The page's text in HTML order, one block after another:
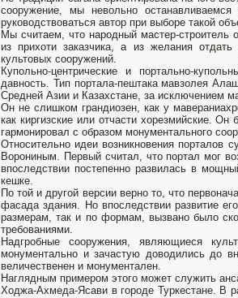
сооружение, мы невольно
руководствоваться автор при выборе такой
Мы считаем, что народный мастер-строитель
из прихоти заказчика, а из желания
культовых сооружений.
Купольно-центрические и портально-
давность. Тип портала-пештака мавзолея
Средней Азии и Казахстане, за исключением
Он не слишком грандиозен, как у
как киргизские или отчасти хорезмийские.
гармонировал с образом монументального
Относительно идеи возникновения
Ворониным. Первый считал, что портал мог
впоследствии постепенно развилась в
кешке.
По той и другой версии верно то, что
фасада здания. Но впоследствии развитие
размерам, так и по формам, вызвано было
требованиями.
Надгробные сооружения, являющиеся
монументально и зачастую доводились до
величественен и монументален.
Наглядным примером этого может служить
Ходжа-Ахмеда-Ясави в городе Туркестане. В